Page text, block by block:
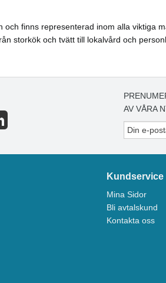
finns representerad inom alla
storkök och tvätt till lokalvård och
AV VÅRA
Kundservice
Mina Sidor
Bli avtalskund
Kontakta oss